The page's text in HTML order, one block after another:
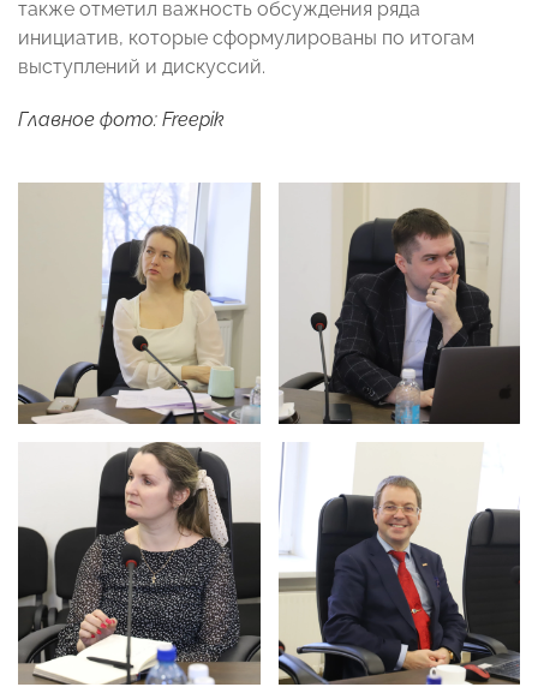
также отметил важность обсуждения ряда
инициатив, которые сформулированы по итогам
выступлений и дискуссий.
Главное фото: Freepik